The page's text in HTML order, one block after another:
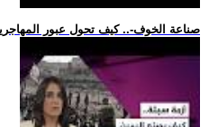
.. -صناعة الخوف-.. كيف تحول عبور